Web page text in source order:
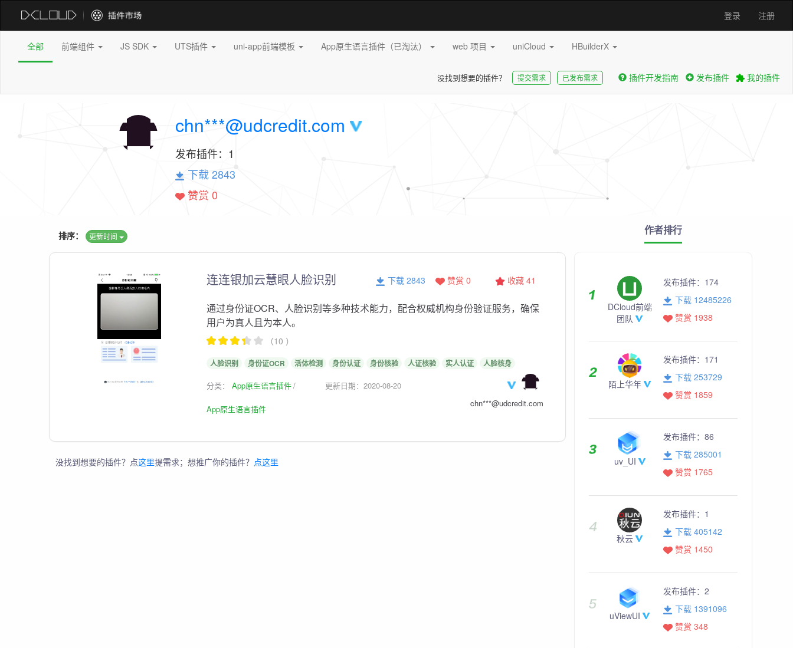
登录 注册
全部 前端组件 JS SDK UTS插件 uni-app前端模板 App原生语言插件（已淘汰） web 项目 uniCloud HBuilderX
没找到想要的插件？ 提交需求 已发布需求 插件开发指南 发布插件 我的插件
chn***@udcredit.com
发布插件： 1
下载 2843
赞赏 0
排序： 更新时间
连连银加云慧眼人脸识别 收藏 41
赞赏 0
下载 2843
通过身份证OCR、人脸识别等多种技术能力，配合权威机构身份验证服务，确保
用户为真人且为本人。
（10 ）
人脸识别 身份证OCR 活体检测 身份认证 身份核验 人证核验 实人认证 人脸核身
分类： App原生语言插件
App原生语言插件
更新日期：2020-08-20
chn***@udcredit.com
没找到想要的插件？点这里提需求；想推广你的插件？ 点这里
作者排行
DCloud前端
团队
发布插件： 174
下载 12485226
赞赏 1938
陌上华年
发布插件： 171
下载 253729
赞赏 1859
uv_UI
发布插件： 86
下载 285001
赞赏 1765
秋云
发布插件： 1
下载 405142
赞赏 1450
uViewUI
发布插件： 2
下载 1391096
赞赏 348